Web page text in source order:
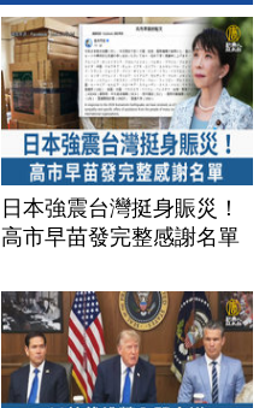
日本強震台灣挺身賑災！
高市早苗發完整感謝名單